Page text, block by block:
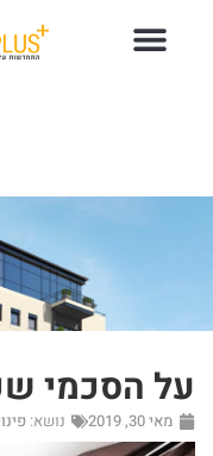
על הסכמי
מאי 30, 2019 נושא: